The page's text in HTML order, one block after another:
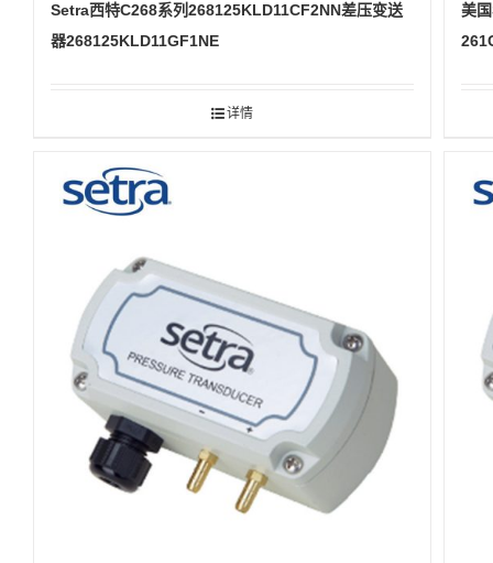
Setra西特C268系列268125KLD11CF2NN差压变送
器268125KLD11GF1NE
详情
美